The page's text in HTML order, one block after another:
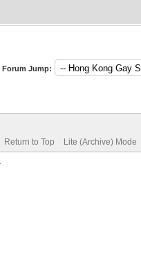
Forum Jump:
Return to Top Lite (Archive) Mode